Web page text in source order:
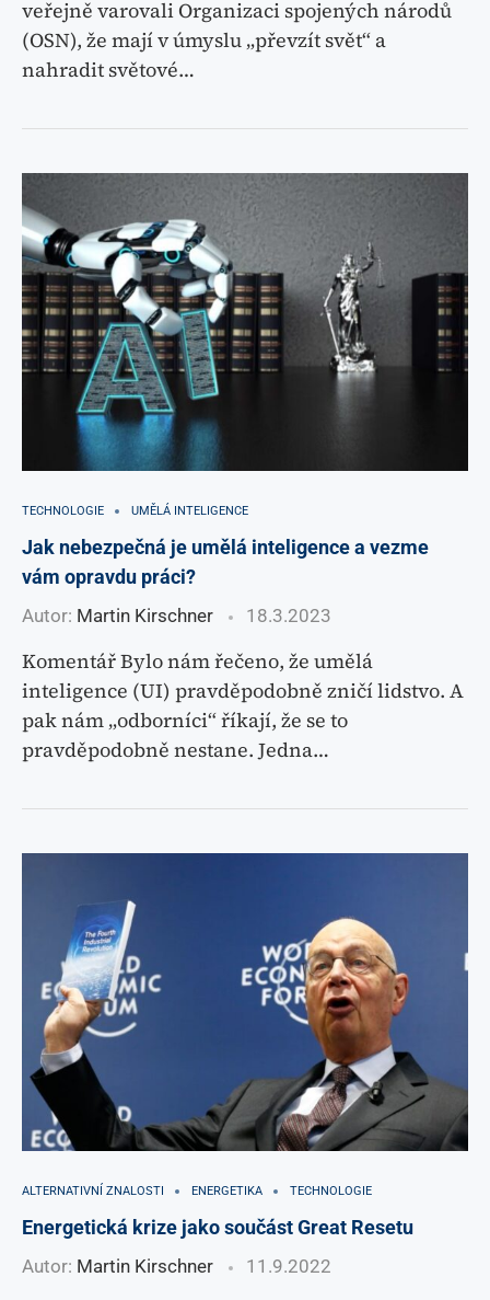
veřejně varovali Organizaci spojených národů
(OSN), že mají v úmyslu „převzít svět“ a
nahradit světové…
TECHNOLOGIE UMĚLÁ INTELIGENCE
Jak nebezpečná je umělá inteligence a vezme
vám opravdu práci?
Autor: Martin Kirschner 18.3.2023
Komentář Bylo nám řečeno, že umělá
inteligence (UI) pravděpodobně zničí lidstvo. A
pak nám „odborníci“ říkají, že se to
pravděpodobně nestane. Jedna…
ALTERNATIVNÍ ZNALOSTI ENERGETIKA TECHNOLOGIE
Energetická krize jako součást Great Resetu
Autor: Martin Kirschner 11.9.2022